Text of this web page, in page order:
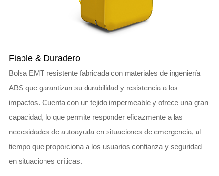
Fiable & Duradero
Bolsa EMT resistente fabricada con materiales de ingeniería
ABS que garantizan su durabilidad y resistencia a los
impactos. Cuenta con un tejido impermeable y ofrece una gran
capacidad, lo que permite responder eficazmente a las
necesidades de autoayuda en situaciones de emergencia, al
tiempo que proporciona a los usuarios confianza y seguridad
en situaciones críticas.